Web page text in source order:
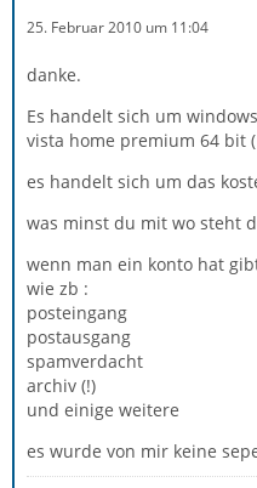
25. Februar 2010 um 11:04
danke.
Es handelt sich um
vista home premium 64 bit
es handelt sich um das
was minst du mit wo steht
wenn man ein konto hat
wie zb :
posteingang
postausgang
spamverdacht
archiv (!)
und einige weitere
es wurde von mir keine